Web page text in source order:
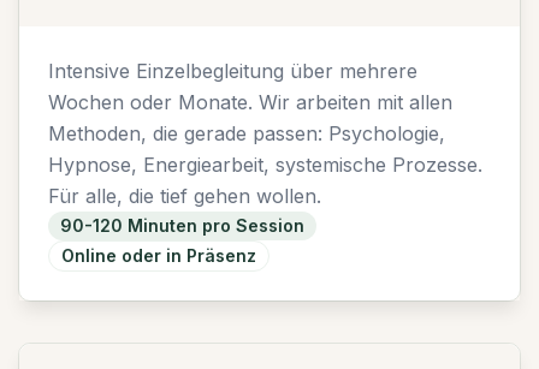
Intensive Einzelbegleitung über mehrere
Wochen oder Monate. Wir arbeiten mit allen
Methoden, die gerade passen: Psychologie,
Hypnose, Energiearbeit, systemische Prozesse.
Für alle, die tief gehen wollen.
90-120 Minuten pro Session
Online oder in Präsenz